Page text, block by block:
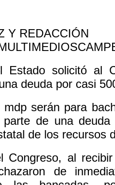
Y REDACCIÓN
Estado solicitó al
deuda por casi
mdp serán para
parte de una
de los recursos
Congreso, al
de